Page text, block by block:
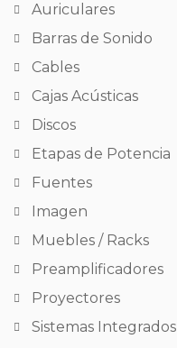
Auriculares
Barras de Sonido
Cables
Cajas Acústicas
Discos
Etapas de Potencia
Fuentes
Imagen
Muebles / Racks
Preamplificadores
Proyectores
Sistemas Integrados